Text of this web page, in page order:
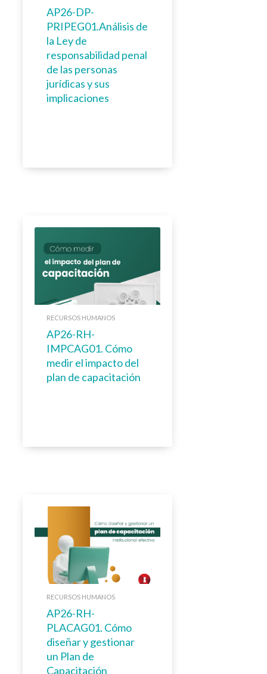
AP26-DP-
PRIPEG01.Análisis de
la Ley de
responsabilidad penal
de las personas
jurídicas y sus
implicaciones
RECURSOS HUMANOS
AP26-RH-
IMPCAG01. Cómo
medir el impacto del
plan de capacitación
RECURSOS HUMANOS
AP26-RH-
PLACAG01. Cómo
diseñar y gestionar
un Plan de
Capacitación